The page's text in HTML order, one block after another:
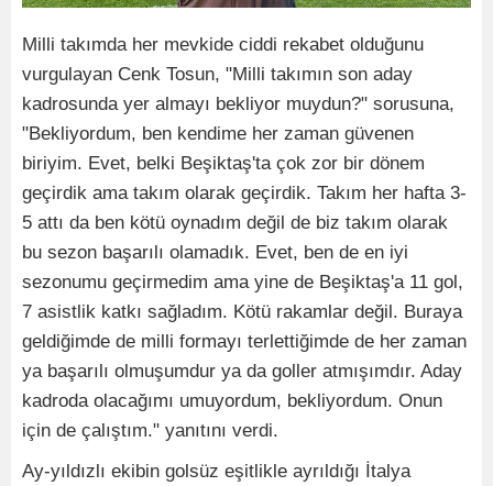
Milli takımda her mevkide ciddi rekabet olduğunu
vurgulayan Cenk Tosun, "Milli takımın son aday
kadrosunda yer almayı bekliyor muydun?" sorusuna,
"Bekliyordum, ben kendime her zaman güvenen
biriyim. Evet, belki Beşiktaş'ta çok zor bir dönem
geçirdik ama takım olarak geçirdik. Takım her hafta 3-
5 attı da ben kötü oynadım değil de biz takım olarak
bu sezon başarılı olamadık. Evet, ben de en iyi
sezonumu geçirmedim ama yine de Beşiktaş'a 11 gol,
7 asistlik katkı sağladım. Kötü rakamlar değil. Buraya
geldiğimde de milli formayı terlettiğimde de her zaman
ya başarılı olmuşumdur ya da goller atmışımdır. Aday
kadroda olacağımı umuyordum, bekliyordum. Onun
için de çalıştım." yanıtını verdi.
Ay-yıldızlı ekibin golsüz eşitlikle ayrıldığı İtalya